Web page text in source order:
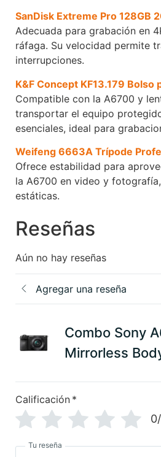
SanDisk Extreme Pro 128GB
Adecuada para grabación en
ráfaga. Su velocidad permite
interrupciones.
K&F Concept KF13.179 Bolso
Compatible con la A6700 y
transportar el equipo
esenciales, ideal para
Weifeng 6663A Trípode
Ofrece estabilidad para
la A6700 en video y
estáticas.
Reseñas
Aún no hay reseñas
Agregar una reseña
Combo Sony
Mirrorless
Calificación *
Tu reseña